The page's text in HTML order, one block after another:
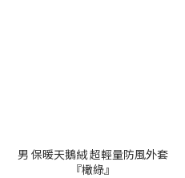
男 保暖天鵝絨 超輕量防風外套
『橄綠』